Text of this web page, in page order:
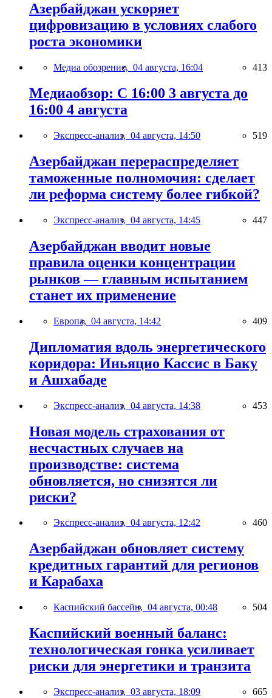
Азербайджан ускоряет
цифровизацию в условиях слабого
роста экономики
Медиа обозрение, 04 августа, 16:04 413
Медиаобзор: С 16:00 3 августа до
16:00 4 августа
Экспресс-анализ, 04 августа, 14:50 519
Азербайджан перераспределяет
таможенные полномочия: сделает
ли реформа систему более гибкой?
Экспресс-анализ, 04 августа, 14:45 447
Азербайджан вводит новые
правила оценки концентрации
рынков — главным испытанием
станет их применение
Европа, 04 августа, 14:42 409
Дипломатия вдоль энергетического
коридора: Иньяцио Кассис в Баку
и Ашхабаде
Экспресс-анализ, 04 августа, 14:38 453
Новая модель страхования от
несчастных случаев на
производстве: система
обновляется, но снизятся ли
риски?
Экспресс-анализ, 04 августа, 12:42 460
Азербайджан обновляет систему
кредитных гарантий для регионов
и Карабаха
Каспийский бассейн, 04 августа, 00:48 504
Каспийский военный баланс:
технологическая гонка усиливает
риски для энергетики и транзита
Экспресс-анализ, 03 августа, 18:09 665